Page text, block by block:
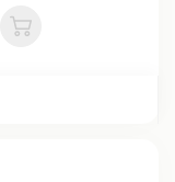
В корзину